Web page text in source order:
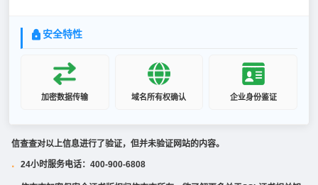
安全特性
加密数据传输 域名所有权确认 企业身份鉴证
信查查对以上信息进行了验证，但并未验证网站的内容。
· 24小时服务电话：400-900-6808